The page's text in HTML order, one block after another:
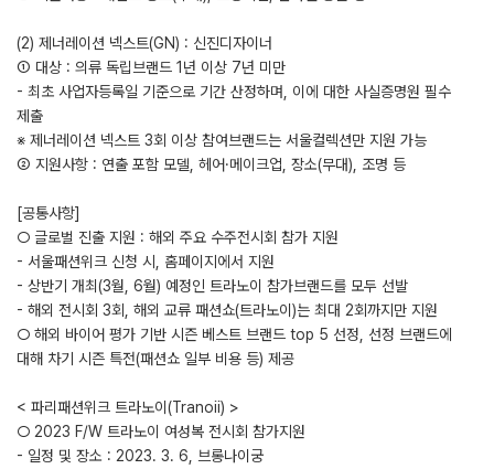
(2) 제너레이션 넥스트(GN) : 신진디자이너
① 대상 : 의류 독립브랜드 1년 이상 7년 미만
- 최초 사업자등록일 기준으로 기간 산정하며, 이에 대한 사실증명원 필수
제출
※ 제너레이션 넥스트 3회 이상 참여브랜드는 서울컬렉션만 지원 가능
② 지원사항 : 연출 포함 모델, 헤어·메이크업, 장소(무대), 조명 등
[공통사항]
○ 글로벌 진출 지원 : 해외 주요 수주전시회 참가 지원
- 서울패션위크 신청 시, 홈페이지에서 지원
- 상반기 개최(3월, 6월) 예정인 트라노이 참가브랜드를 모두 선발
- 해외 전시회 3회, 해외 교류 패션쇼(트라노이)는 최대 2회까지만 지원
○ 해외 바이어 평가 기반 시즌 베스트 브랜드 top 5 선정, 선정 브랜드에
대해 차기 시즌 특전(패션쇼 일부 비용 등) 제공
< 파리패션위크 트라노이(Tranoii) >
○ 2023 F/W 트라노이 여성복 전시회 참가지원
- 일정 및 장소 : 2023. 3. 6, 브롱나이궁